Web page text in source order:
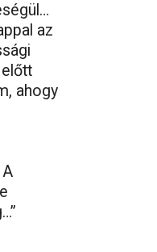
az
ahogy